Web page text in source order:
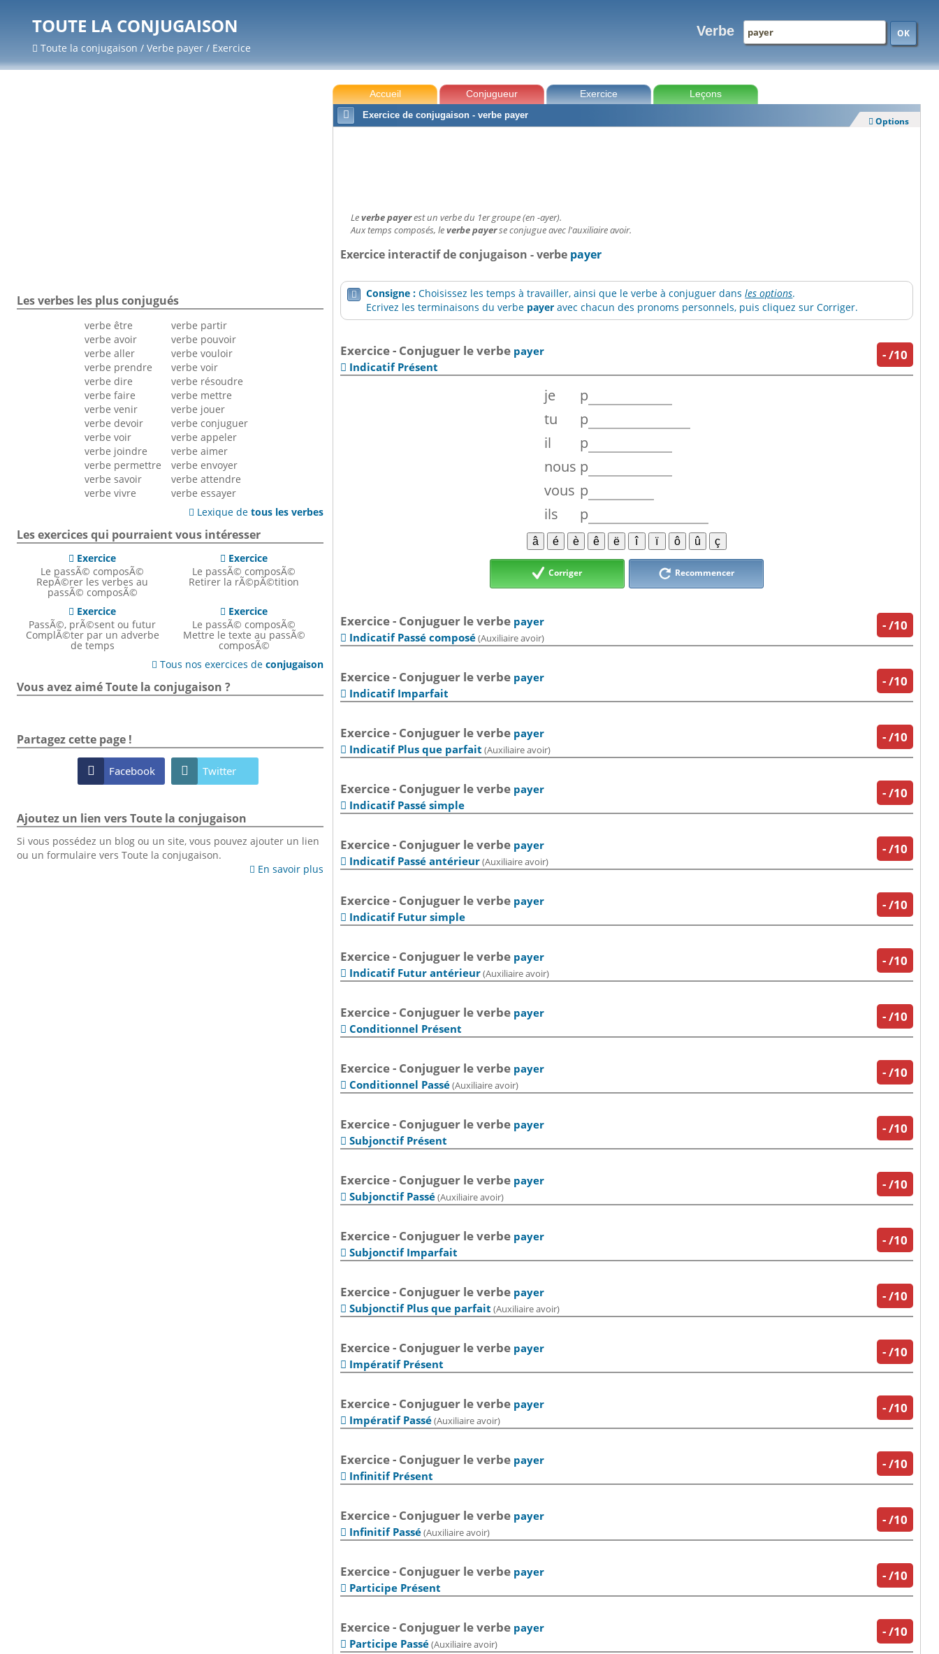
TOUTE LA CONJUGAISON
Toute la conjugaison / Verbe payer / Exercice
Verbe OK
Accueil Conjugueur Exercice
Leçons

Exercice de conjugaison - verbe payer
 Options
Leverbe payerest un verbe du 1er groupe (en -ayer).
Aux temps composés, leverbe payerse conjugue avec l'auxiliaire avoir.
Exercice interactif de conjugaison - verbe payer
 Consigne :Choisissez les temps à travailler, ainsi que le verbe à conjuguer dansles options.
Ecrivez les terminaisons du verbe payer avec chacun des pronoms personnels, puis cliquez sur Corriger.
-/10
Exercice - Conjuguer le verbe payer
 Indicatif Présent
je
p
tu
p
il
p
nous p
vous p
ils
p
Corriger Recommencer
-/10
Exercice - Conjuguer le verbe payer
 Indicatif Passé composé(Auxiliaire avoir)
-/10
Exercice - Conjuguer le verbe payer
 Indicatif Imparfait
-/10
Exercice - Conjuguer le verbe payer
 Indicatif Plus que parfait (Auxiliaire avoir)
-/10
Exercice - Conjuguer le verbe payer
 Indicatif Passé simple
-/10
Exercice - Conjuguer le verbe payer
 Indicatif Passé antérieur(Auxiliaire avoir)
-/10
Exercice - Conjuguer le verbe payer
 Indicatif Futur simple
-/10
Exercice - Conjuguer le verbe payer
 Indicatif Futur antérieur(Auxiliaire avoir)
-/10
Exercice - Conjuguer le verbe payer
Conditionnel Présent
-/10
Exercice - Conjuguer le verbe payer
Conditionnel Passé(Auxiliaire avoir)
-/10
Exercice - Conjuguer le verbe payer
Subjonctif Présent
-/10
Exercice - Conjuguer le verbe payer
Subjonctif Passé(Auxiliaire avoir)
-/10
Exercice - Conjuguer le verbe payer
Subjonctif Imparfait
-/10
Exercice - Conjuguer le verbe payer
Subjonctif Plus que parfait (Auxiliaire avoir)
-/10
Exercice - Conjuguer le verbe payer
 Impératif Présent
-/10
Exercice - Conjuguer le verbe payer
 Impératif Passé(Auxiliaire avoir)
-/10
Exercice - Conjuguer le verbe payer
 Infinitif Présent
-/10
Exercice - Conjuguer le verbe payer
 Infinitif Passé(Auxiliaire avoir)
-/10
Exercice - Conjuguer le verbe payer
 Participe Présent
-/10
Exercice - Conjuguer le verbe payer
 Participe Passé(Auxiliaire avoir)
Les verbes les plus conjugués
verbe être
verbe avoir
verbe aller
verbe prendre
verbe dire
verbe faire
verbe venir
verbe devoir
verbe voir
verbe joindre
verbe permettre
verbe savoir
verbe vivre
verbe partir
verbe pouvoir
verbe vouloir
verbe voir
verbe résoudre
verbe mettre
verbe jouer
verbe conjuguer
verbe appeler
verbe aimer
verbe envoyer
verbe attendre
verbe essayer
 Lexique detous les verbes
Les exercices qui pourraient vous intéresser
 Exercice
Le passÃ© composÃ©
RepÃ©rer les verbes au
passÃ© composÃ©
 Exercice
Le passÃ© composÃ©
Retirer la rÃ©pÃ©tition
 Exercice
PassÃ©, prÃ©sent ou futur
ComplÃ©ter par un adverbe
de temps
 Exercice
Le passÃ© composÃ©
Mettre le texte au passÃ©
composÃ©
 Tous nos exercices deconjugaison
Vous avez aimé Toute la conjugaison ?
Partagez cette page !
 Facebook  Twitter
Ajoutez un lien vers Toute la conjugaison
Si vous possédez un blog ou un site, vous pouvez ajouter un lien
ou un formulaire vers Toute la conjugaison.
 En savoir plus